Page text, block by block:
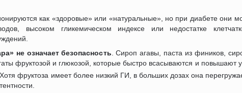
как «здоровые» или «натуральные», но при диабете они
высоком гликемическом индексе или недостатке
не означает безопасность . Сироп агавы, паста из фиников,
фруктозой и глюкозой, которые быстро всасываются и повышают
. Хотя фруктоза имеет более низкий ГИ, в больших дозах она